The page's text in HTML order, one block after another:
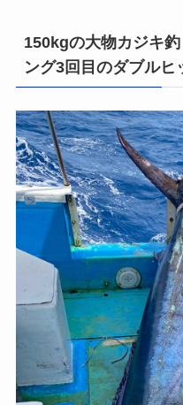
150kgの大物カジキ
ング3回目のダブルヒ